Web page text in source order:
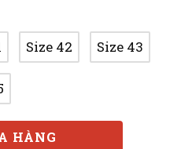
Size 42 Size 43
HÀNG